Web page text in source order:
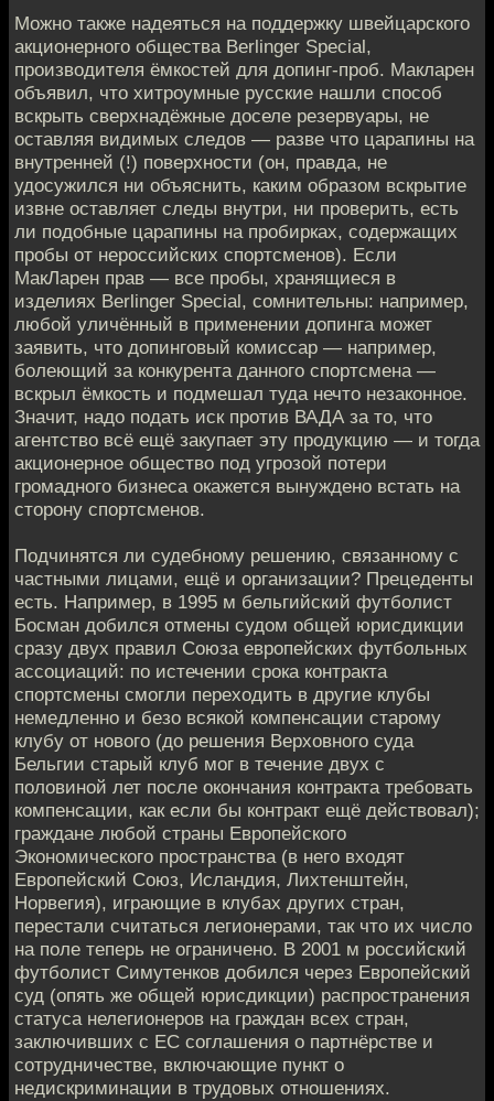
Можно также надеяться на поддержку швейцарского
акционерного общества Berlinger Special,
производителя ёмкостей для допинг-проб. Макларен
объявил, что хитроумные русские нашли способ
вскрыть сверхнадёжные доселе резервуары, не
оставляя видимых следов — разве что царапины на
внутренней (!) поверхности (он, правда, не
удосужился ни объяснить, каким образом вскрытие
извне оставляет следы внутри, ни проверить, есть
ли подобные царапины на пробирках, содержащих
пробы от нероссийских спортсменов). Если
МакЛарен прав — все пробы, хранящиеся в
изделиях Berlinger Special, сомнительны: например,
любой уличённый в применении допинга может
заявить, что допинговый комиссар — например,
болеющий за конкурента данного спортсмена —
вскрыл ёмкость и подмешал туда нечто незаконное.
Значит, надо подать иск против ВАДА за то, что
агентство всё ещё закупает эту продукцию — и тогда
акционерное общество под угрозой потери
громадного бизнеса окажется вынуждено встать на
сторону спортсменов.
Подчинятся ли судебному решению, связанному с
частными лицами, ещё и организации? Прецеденты
есть. Например, в 1995 м бельгийский футболист
Босман добился отмены судом общей юрисдикции
сразу двух правил Союза европейских футбольных
ассоциаций: по истечении срока контракта
спортсмены смогли переходить в другие клубы
немедленно и безо всякой компенсации старому
клубу от нового (до решения Верховного суда
Бельгии старый клуб мог в течение двух с
половиной лет после окончания контракта требовать
компенсации, как если бы контракт ещё действовал);
граждане любой страны Европейского
Экономического пространства (в него входят
Европейский Союз, Исландия, Лихтенштейн,
Норвегия), играющие в клубах других стран,
перестали считаться легионерами, так что их число
на поле теперь не ограничено. В 2001 м российский
футболист Симутенков добился через Европейский
суд (опять же общей юрисдикции) распространения
статуса нелегионеров на граждан всех стран,
заключивших с ЕС соглашения о партнёрстве и
сотрудничестве, включающие пункт о
недискриминации в трудовых отношениях.